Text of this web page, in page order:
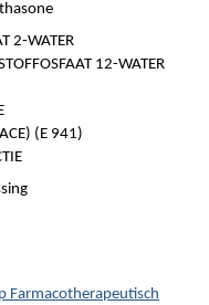
2-WATER
12-WATER
(E 941)
Farmacotherapeutisch